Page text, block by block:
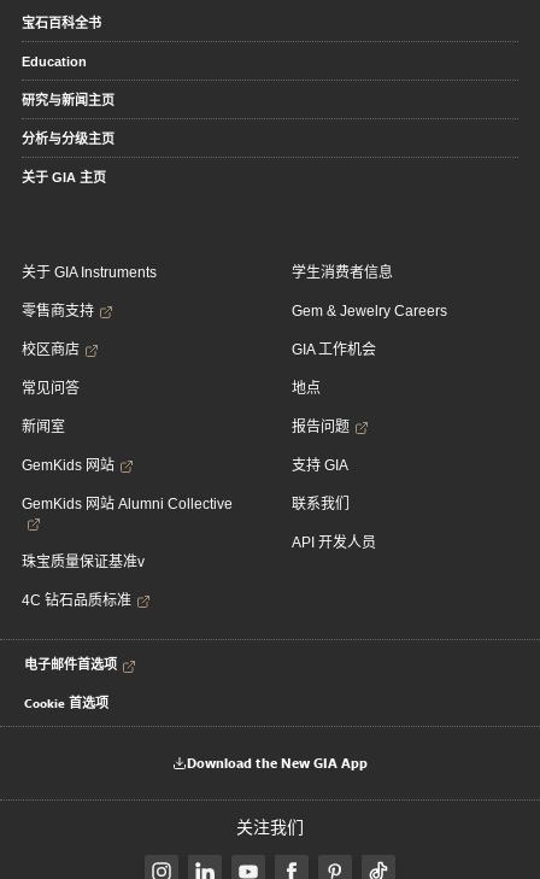
宝石百科全书
Education
研究与新闻主页
分析与分级主页
关于 GIA 主页
关于 GIA Instruments
零售商支持
校区商店
常见问答
新闻室
GemKids 网站
GemKids 网站 Alumni Collective
珠宝质量保证基准v
4C 钻石品质标准
学生消费者信息
Gem & Jewelry Careers
GIA 工作机会
地点
报告问题
支持 GIA
联系我们
API 开发人员
电子邮件首选项
Cookie 首选项
Download the New GIA App
关注我们